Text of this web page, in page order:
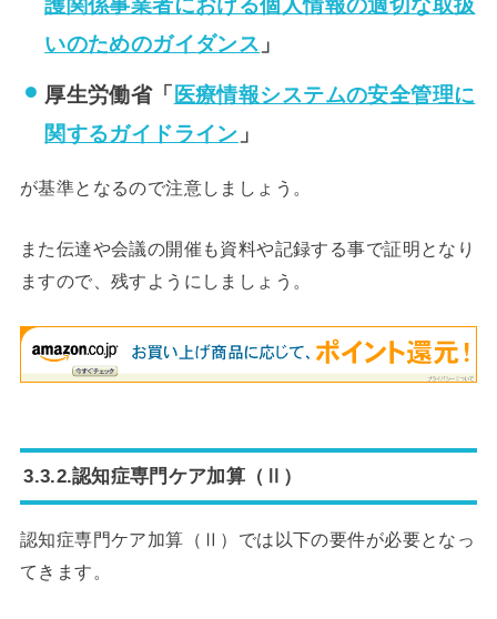
いのためのガイダンス 」
厚生労働省「 医療情報システムの安全管理に
関するガイドライン 」
が基準となるので注意しましょう。
また伝達や会議の開催も資料や記録する事で証明となり
ますので、残すようにしましょう。
3.3.2.認知症専門ケア加算（Ⅱ）
認知症専門ケア加算（Ⅱ）では以下の要件が必要となっ
てきます。